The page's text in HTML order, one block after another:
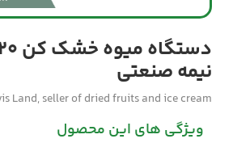
نیمه صنعتی
Land, seller of dried fruits and ice cream
ویژگی های این محصول